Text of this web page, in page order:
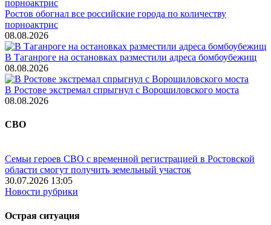
Ростов обогнал все российские города по количеству
порноактрис
08.08.2026
В Таганроге на остановках разместили адреса бомбоубежищ
08.08.2026
В Ростове экстремал спрыгнул с Ворошиловского моста
08.08.2026
СВО
Семьи героев СВО с временной регистрацией в Ростовской
области смогут получить земельный участок
30.07.2026 13:05
Новости рубрики
Острая ситуация